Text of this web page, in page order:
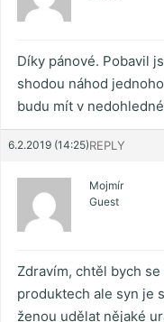
Díky pánové. Pobavil
shodou náhod
budu mít v
6.2.2019 (14:25)REPLY
Mojmír
Guest
Zdravím, chtěl bych
produktech ale syn je
ženou udělat nějaké